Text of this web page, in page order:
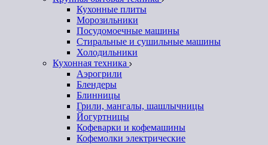
Кухонные плиты
Морозильники
Посудомоечные машины
Стиральные и сушильные машины
Холодильники
Кухонная техника
Аэрогрили
Блендеры
Блинницы
Грили, мангалы, шашлычницы
Йогуртницы
Кофеварки и кофемашины
Кофемолки электрические